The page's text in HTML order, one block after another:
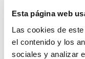
Esta página web
Las cookies de
el contenido y los
sociales y analizar